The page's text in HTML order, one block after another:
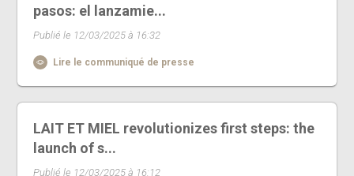
pasos: el lanzamie...
Publié le 12/03/2025 à 16:32
Lire le communiqué de presse
LAIT ET MIEL revolutionizes first steps: the
launch of s...
Publié le 12/03/2025 à 16:12